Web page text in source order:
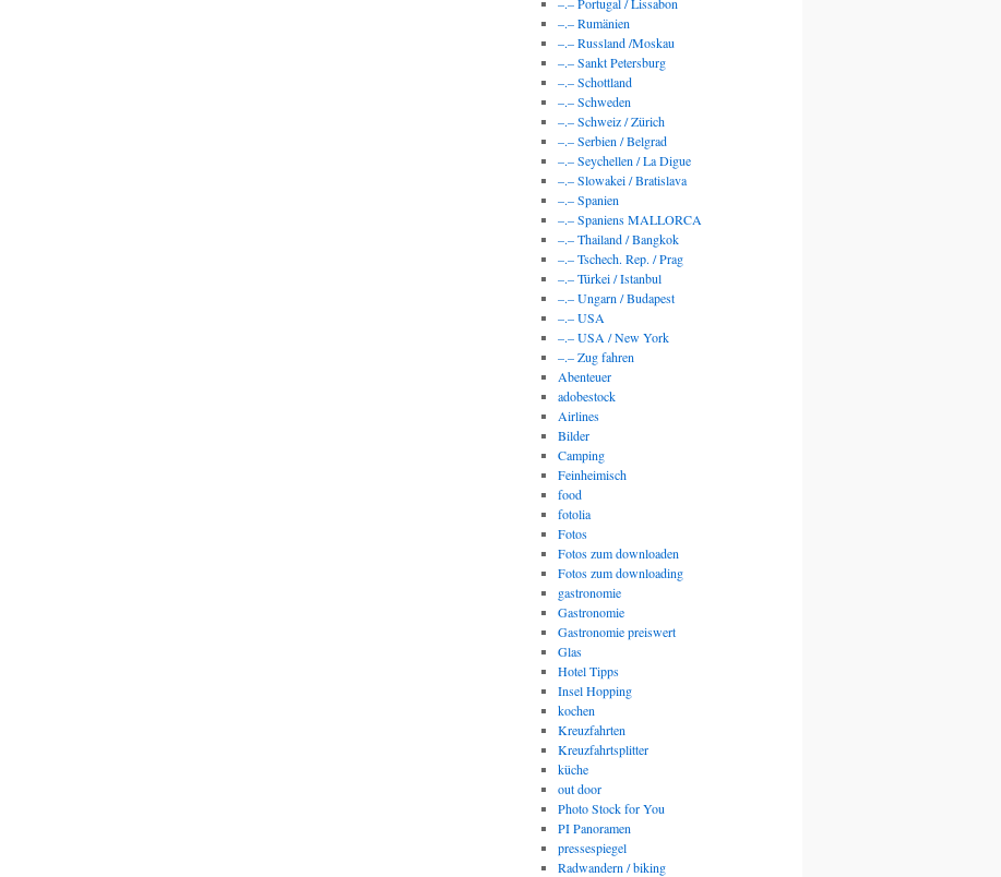
–.– Rumänien
–.– Russland /Moskau
–.– Sankt Petersburg
–.– Schottland
–.– Schweden
–.– Schweiz / Zürich
–.– Serbien / Belgrad
–.– Seychellen / La Digue
–.– Slowakei / Bratislava
–.– Spanien
–.– Spaniens MALLORCA
–.– Thailand / Bangkok
–.– Tschech. Rep. / Prag
–.– Türkei / Istanbul
–.– Ungarn / Budapest
–.– USA
–.– USA / New York
–.– Zug fahren
Abenteuer
adobestock
Airlines
Bilder
Camping
Feinheimisch
food
fotolia
Fotos
Fotos zum downloaden
Fotos zum downloading
gastronomie
Gastronomie
Gastronomie preiswert
Glas
Hotel Tipps
Insel Hopping
kochen
Kreuzfahrten
Kreuzfahrtsplitter
küche
out door
Photo Stock for You
PI Panoramen
pressespiegel
Radwandern / biking